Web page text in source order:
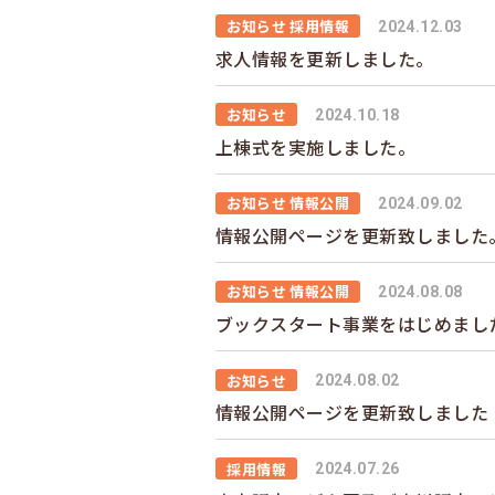
お知らせ 採用情報 2024.12.03
求人情報を更新しました。
お知らせ 2024.10.18
上棟式を実施しました。
お知らせ 情報公開 2024.09.02
情報公開ページを更新致しました
お知らせ 情報公開 2024.08.08
ブックスタート事業をはじめまし
お知らせ 2024.08.02
情報公開ページを更新致しました
採用情報 2024.07.26